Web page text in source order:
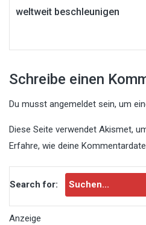
weltweit beschleunigen
Schreibe einen
Du musst angemeldet sein, um
Diese Seite verwendet Akismet,
Erfahre, wie deine
Search for:
Anzeige